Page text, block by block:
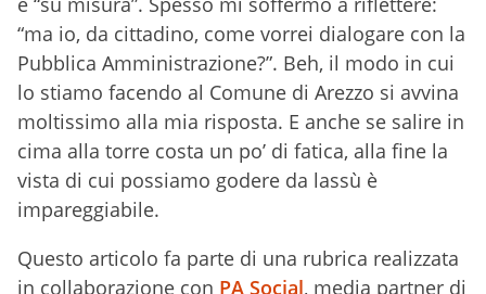
“ma io, da cittadino, come vorrei dialogare con la
Pubblica Amministrazione?”. Beh, il modo in cui
lo stiamo facendo al Comune di Arezzo si avvina
moltissimo alla mia risposta. E anche se salire in
cima alla torre costa un po’ di fatica, alla fine la
vista di cui possiamo godere da lassù è
impareggiabile.
Questo articolo fa parte di una rubrica realizzata
in collaborazione con PA Social, media partner di